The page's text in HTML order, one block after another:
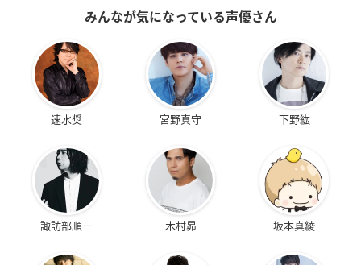
みんなが気になっている声優さん
速水奨 宮野真守 下野紘
諏訪部順一 木村昴 坂本真綾